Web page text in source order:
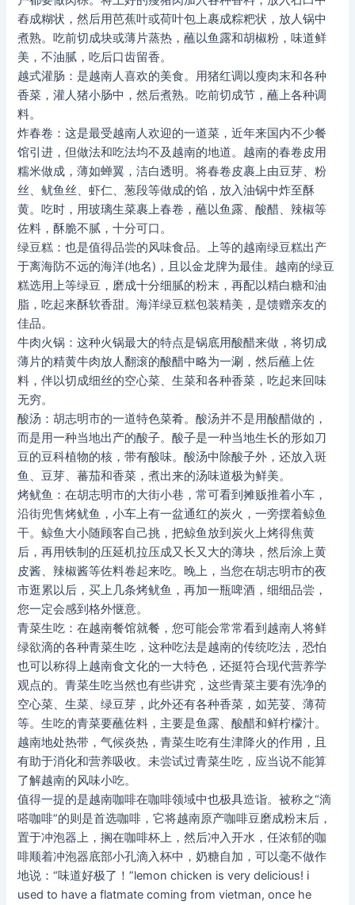
舂成糊状，然后用芭蕉叶或荷叶包上裹成粽粑状，放人锅中
煮熟。吃前切成块或薄片蒸热，蘸以鱼露和胡椒粉，味道鲜
美，不油腻，吃后口齿留香。
越式灌肠：是越南人喜欢的美食。用猪红调以瘦肉末和各种
香菜，灌人猪小肠中，然后煮熟。吃前切成节，蘸上各种调
料。
炸春卷：这是最受越南人欢迎的一道菜，近年来国内不少餐
馆引进，但做法和吃法均不及越南的地道。越南的春卷皮用
糯米做成，薄如蝉翼，洁白透明。将春卷皮裹上由豆芽、粉
丝、鱿鱼丝、虾仁、葱段等做成的馅，放入油锅中炸至酥
黄。吃时，用玻璃生菜裹上春卷，蘸以鱼露、酸醋、辣椒等
佐料，酥脆不腻，十分可口。
绿豆糕：也是值得品尝的风味食品。上等的越南绿豆糕出产
于离海防不远的海洋(地名)，且以金龙牌为最佳。越南的绿豆
糕选用上等绿豆，磨成十分细腻的粉末，再配以精白糖和油
脂，吃起来酥软香甜。海洋绿豆糕包装精美，是馈赠亲友的
佳品。
牛肉火锅：这种火锅最大的特点是锅底用酸醋来做，将切成
薄片的精黄牛肉放人翻滚的酸醋中略为一涮，然后蘸上佐
料，伴以切成细丝的空心菜、生菜和各种香菜，吃起来回味
无穷。
酸汤：胡志明市的一道特色菜肴。酸汤并不是用酸醋做的，
而是用一种当地出产的酸子。酸子是一种当地生长的形如刀
豆的豆科植物的核，带有酸味。酸汤中除酸子外，还放入斑
鱼、豆芽、蕃茄和香菜，煮出来的汤味道极为鲜美。
烤鱿鱼：在胡志明市的大街小巷，常可看到摊贩推着小车，
沿街兜售烤鱿鱼，小车上有一盆通红的炭火，一旁摆着鲸鱼
干。鲸鱼大小随顾客自己挑，把鲸鱼放到炭火上烤得焦黄
后，再用铁制的压延机拉压成又长又大的薄块，然后涂上黄
皮酱、辣椒酱等佐料卷起来吃。晚上，当您在胡志明市的夜
市逛累以后，买上几条烤鱿鱼，再加一瓶啤酒，细细品尝，
您一定会感到格外惬意。
青菜生吃：在越南餐馆就餐，您可能会常常看到越南人将鲜
绿欲滴的各种青菜生吃，这种吃法是越南的传统吃法，恐怕
也可以称得上越南食文化的一大特色，还挺符合现代营养学
观点的。青菜生吃当然也有些讲究，这些青菜主要有洗净的
空心菜、生菜、绿豆芽，此外还有各种香菜，如芜荽、薄荷
等。生吃的青菜要蘸佐料，主要是鱼露、酸醋和鲜柠檬汁。
越南地处热带，气候炎热，青菜生吃有生津降火的作用，且
有助于消化和营养吸收。未尝试过青菜生吃，应当说不能算
了解越南的风味小吃。
值得一提的是越南咖啡在咖啡领域中也极具造诣。被称之“滴
嗒咖啡”的则是首选咖啡，它将越南原产咖啡豆磨成粉末后，
置于冲泡器上，搁在咖啡杯上，然后冲入开水，任浓郁的咖
啡顺着冲泡器底部小孔滴入杯中，奶糖自加，可以毫不做作
地说：“味道好极了！”lemon chicken is very delicious! i
used to have a flatmate coming from vietman, once he